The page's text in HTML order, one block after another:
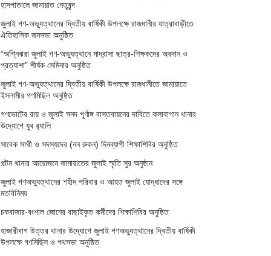
হাসপাতালে জামায়াত নেতৃবৃন্দ
জুলাই গণ-অভ্যুত্থানের দ্বিতীয় বার্ষিকী উপলক্ষে রাজধানীর যাত্রাবাড়ীতে
ঐতিহাসিক জনসভা অনুষ্ঠিত
“অগ্নিঝরা জুলাই গণ-অভ্যুত্থানে মাদ্রাসা ছাত্র-শিক্ষকদের অবদান ও
প্রত্যাশা” শীর্ষক সেমিনার অনুষ্ঠিত
জুলাই গণ-অভ্যুত্থানের দ্বিতীয় বার্ষিকী উপলক্ষে রাজধানীতে জামায়াতে
ইসলামীর গণমিছিল অনুষ্ঠিত
গণভোটের রায় ও জুলাই সনদ পূর্ণাঙ্গ বাস্তবায়নের দাবিতে কলাবাগান থানার
উদ্যোগে যুব র‌্যালি
সাবেক সাথী ও সদস্যদের (নন রুকন) দিনব্যাপী শিক্ষাশিবির অনুষ্ঠিত
পল্টন থানার আয়োজনে জামায়াতের জুলাই স্মৃতি সুর অনুষ্ঠান
জুলাই গণঅভ্যুত্থানের শহীদ পরিবার ও আহত জুলাই যোদ্ধাদের সঙ্গে
মতবিনিময়
চকবাজার-বংশাল জোনের বাছাইকৃত কর্মীদের শিক্ষাশিবির অনুষ্ঠিত
হাজারীবাগ উত্তর থানার উদ্যোগে জুলাই গণঅভ্যুত্থানের দ্বিতীয় বার্ষিকী
উপলক্ষে গণমিছিল ও পথসভা অনুষ্ঠিত